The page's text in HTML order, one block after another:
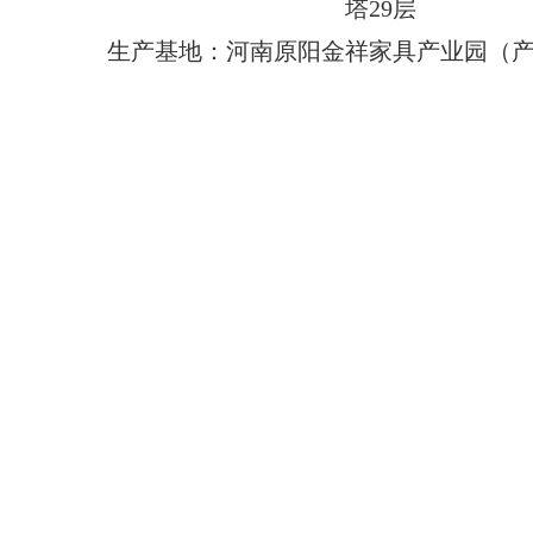
塔29层
生产基地：河南原阳金祥家具产业园（